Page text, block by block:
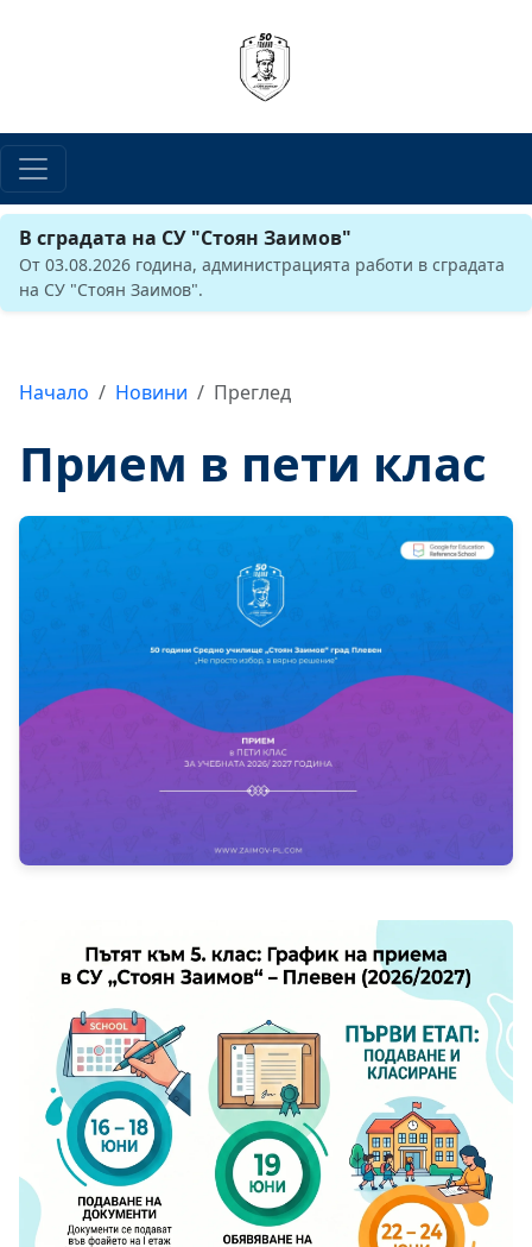
В сградата на СУ "Стоян Заимов"
От 03.08.2026 година, администрацията работи в сградата
на СУ "Стоян Заимов".
Начало Новини Преглед
Прием в пети клас